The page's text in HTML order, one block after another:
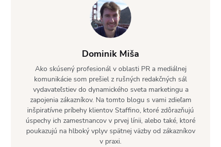
Dominik Miša
Ako skúsený profesionál v oblasti PR a mediálnej
komunikácie som prešiel z rušných redakčných sál
vydavateľstiev do dynamického sveta marketingu a
zapojenia zákazníkov. Na tomto blogu s vami zdieľam
inšpiratívne príbehy klientov Staffino, ktoré zdôrazňujú
úspechy ich zamestnancov v prvej línii, alebo také, ktoré
poukazujú na hlboký vplyv spätnej väzby od zákazníkov
v praxi.